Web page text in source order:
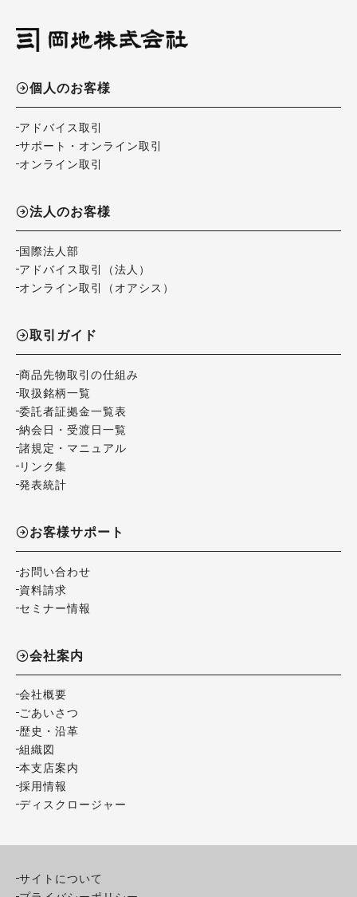
個人のお客様
アドバイス取引
サポート・オンライン取引
オンライン取引
法人のお客様
国際法人部
アドバイス取引（法人）
オンライン取引（オアシス）
取引ガイド
商品先物取引の仕組み
取扱銘柄一覧
委託者証拠金一覧表
納会日・受渡日一覧
諸規定・マニュアル
リンク集
発表統計
お客様サポート
お問い合わせ
資料請求
セミナー情報
会社案内
会社概要
ごあいさつ
歴史・沿革
組織図
本支店案内
採用情報
ディスクロージャー
サイトについて